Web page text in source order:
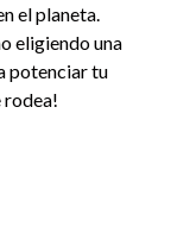
el planeta.
eligiendo una
potenciar tu
rodea!